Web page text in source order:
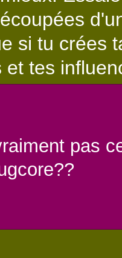
si tu crées
et tes
pas